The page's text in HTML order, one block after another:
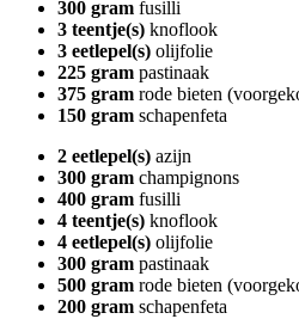
300 gram fusilli
3 teentje(s) knoflook
3 eetlepel(s) olijfolie
225 gram pastinaak
375 gram rode bieten
150 gram schapenfeta
2 eetlepel(s) azijn
300 gram champignons
400 gram fusilli
4 teentje(s) knoflook
4 eetlepel(s) olijfolie
300 gram pastinaak
500 gram rode bieten
200 gram schapenfeta